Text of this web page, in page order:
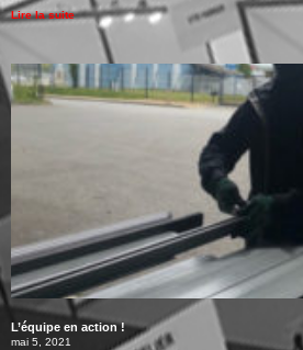
Lire la suite
L’équipe en action !
mai 5, 2021